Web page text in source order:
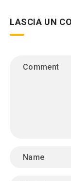
LASCIA UN